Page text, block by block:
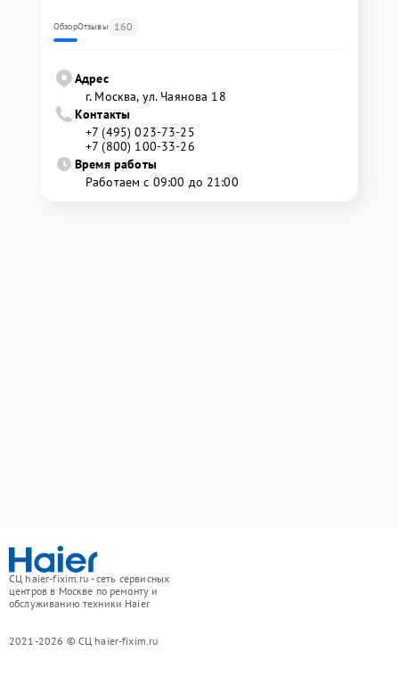
ОбзорОтзывы 160
Адрес
г. Москва, ул. Чаянова 18
Контакты
+7 (495) 023-73-25
+7 (800) 100-33-26
Время работы
Работаем с 09:00 до 21:00
СЦ haier-fixim.ru - сеть сервисных
центров в Москве по ремонту и
обслуживанию техники Haier
2021-2026 © СЦ haier-fixim.ru